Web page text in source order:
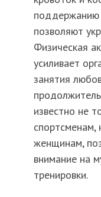
поддержанию
позволяют
Физическая
усиливает
занятия
известно не
спортсменам,
женщинам,
внимание на
тренировки.